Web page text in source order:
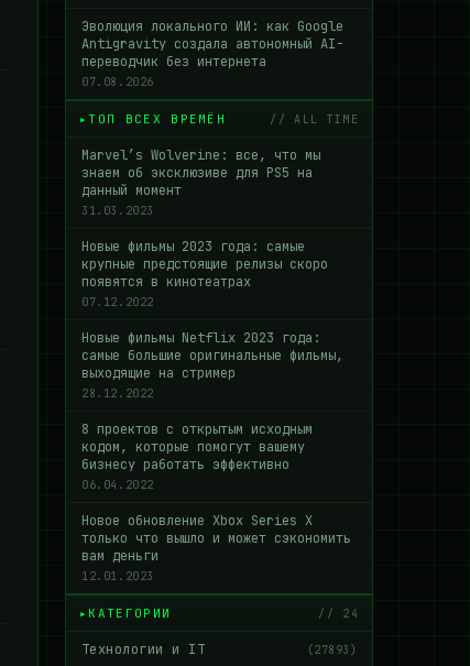
Эволюция локального ИИ: как Google
Antigravity создала автономный AI-
переводчик без интернета
07.08.2026
ТОП ВСЕХ ВРЕМЁН // ALL TIME
Marvel’s Wolverine: все, что мы
знаем об эксклюзиве для PS5 на
данный момент
31.03.2023
Новые фильмы 2023 года: самые
крупные предстоящие релизы скоро
появятся в кинотеатрах
07.12.2022
Новые фильмы Netflix 2023 года:
самые большие оригинальные фильмы,
выходящие на стример
28.12.2022
8 проектов с открытым исходным
кодом, которые помогут вашему
бизнесу работать эффективно
06.04.2022
Новое обновление Xbox Series X
только что вышло и может сэкономить
вам деньги
12.01.2023
КАТЕГОРИИ // 24
Технологии и IT (27893)